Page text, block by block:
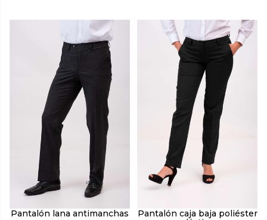
Pantalón lana antimanchas
Pantalón caja baja poliéster